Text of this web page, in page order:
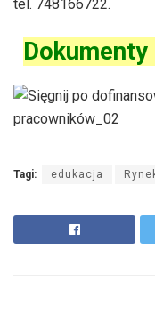
tel. 748166722.
Tagi: edukacja